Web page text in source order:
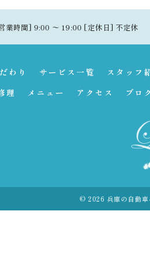
業時間] 9:00 〜 19:00 [定休日] 不定休
わり サービス一覧 スタッフ
理
メニュー アクセス ブロ
© 2026 兵庫の自動